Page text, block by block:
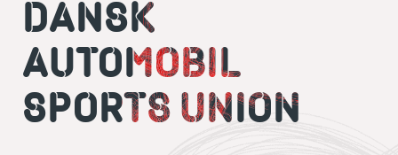
DANSK
AUTOMOBIL
SPORTS UNION